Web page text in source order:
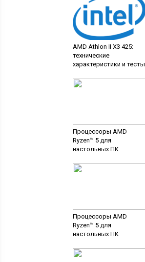
AMD Athlon II X3 425:
технические
характеристики и тесты
Процессоры AMD
Ryzen™ 5 для
настольных ПК
Процессоры AMD
Ryzen™ 5 для
настольных ПК